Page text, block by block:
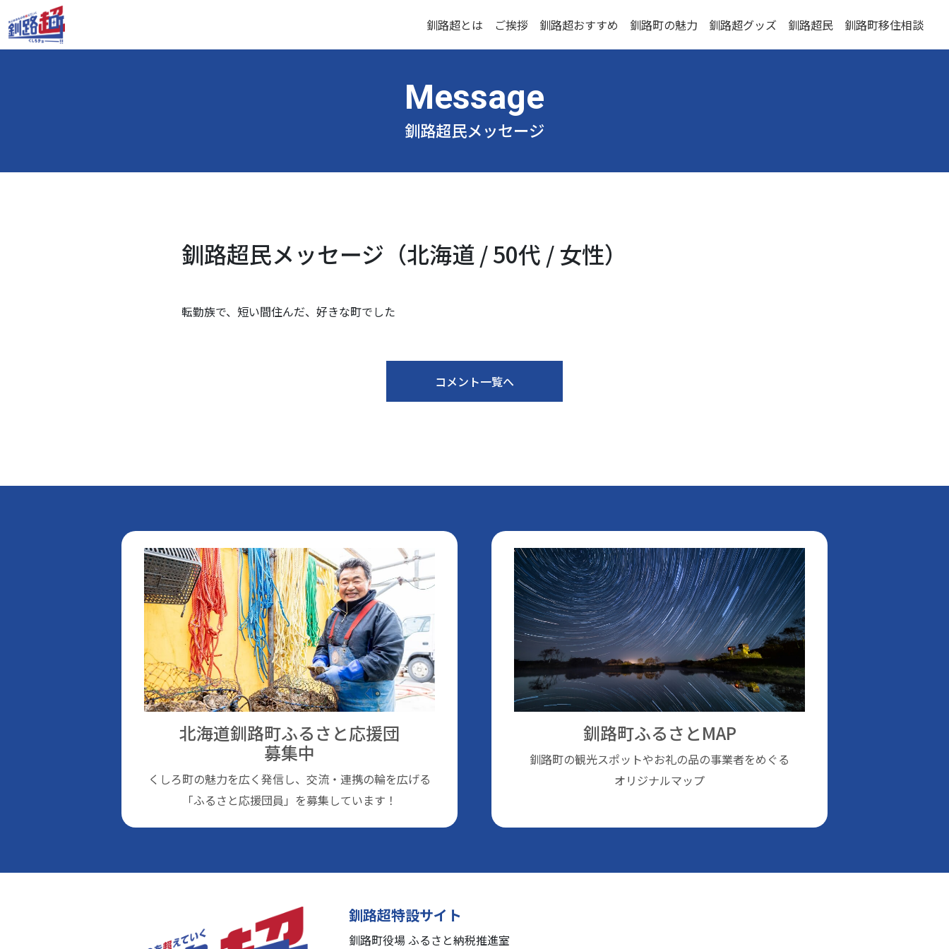
釧路超とは ご挨拶 釧路超おすすめ 釧路町の魅力 釧路超グッズ 釧路超民 釧路町移住相談
釧路超民メッセージ
釧路超民メッセージ（北海道 / 50代 / 女性）
転勤族で、短い間住んだ、好きな町でした
コメント一覧へ
北海道釧路町ふるさと応援団
募集中
くしろ町の魅⼒を広く発信し、交流・連携の輪を広げる
「ふるさと応援団員」を募集しています！
釧路町ふるさとMAP
釧路町の観光スポットやお礼の品の事業者をめぐる
オリジナルマップ
釧路超特設サイト
釧路町役場 ふるさと納税推進室